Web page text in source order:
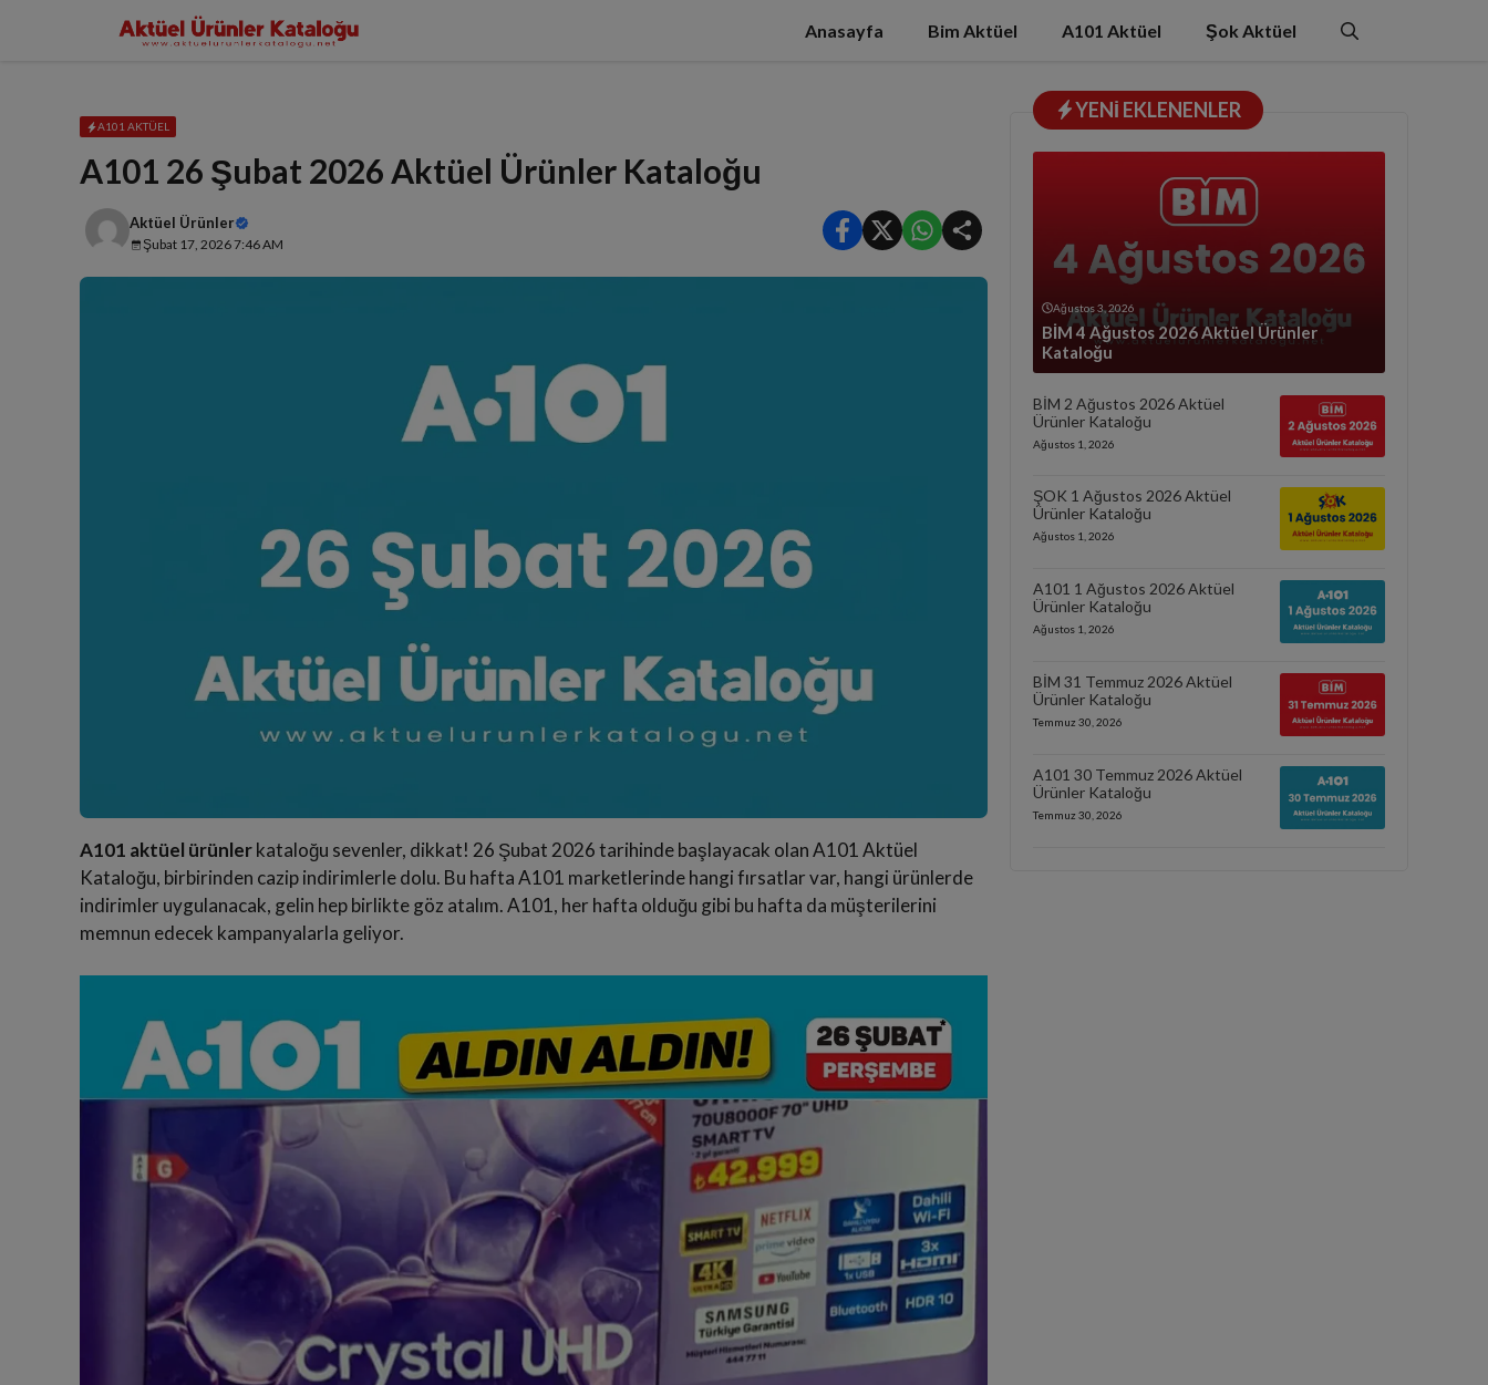
Anasayfa Bim Aktüel A101 Aktüel Şok Aktüel
A101 AKTÜEL
A101 26 Şubat 2026 Aktüel Ürünler Kataloğu
Aktüel Ürünler
Şubat 17, 2026 7:46 AM
A101 aktüel ürünlerkataloğu sevenler, dikkat! 26 Şubat 2026 tarihinde başlayacak olan A101 Aktüel
Kataloğu, birbirinden cazip indirimlerle dolu. Bu hafta A101 marketlerinde hangi fırsatlar var, hangi ürünlerde
indirimler uygulanacak, gelin hep birlikte göz atalım. A101, her hafta olduğu gibi bu hafta da müşterilerini
memnun edecek kampanyalarla geliyor.
YENI EKLENENLER
Ağustos 3, 2026
BİM 4 Ağustos 2026 Aktüel Ürünler
Kataloğu
BİM 2 Ağustos 2026 Aktüel
Ürünler Kataloğu
Ağustos 1, 2026
ŞOK 1 Ağustos 2026 Aktüel
Ürünler Kataloğu
Ağustos 1, 2026
A101 1 Ağustos 2026 Aktüel
Ürünler Kataloğu
Ağustos 1, 2026
BİM 31 Temmuz 2026 Aktüel
Ürünler Kataloğu
Temmuz 30, 2026
A101 30 Temmuz 2026 Aktüel
Ürünler Kataloğu
Temmuz 30, 2026